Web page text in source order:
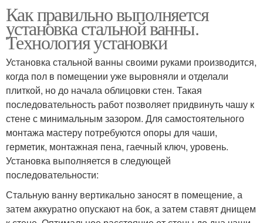
Как правильно выполняется
установка стальной ванны.
Технология установки
Установка стальной ванны своими руками производится,
когда пол в помещении уже выровняли и отделали
плиткой, но до начала облицовки стен. Такая
последовательность работ позволяет придвинуть чашу к
стене с минимальным зазором. Для самостоятельного
монтажа мастеру потребуются опоры для чаши,
герметик, монтажная пена, гаечный ключ, уровень.
Установка выполняется в следующей
последовательности:
Стальную ванну вертикально заносят в помещение, а
затем аккуратно опускают на бок, а затем ставят днищем